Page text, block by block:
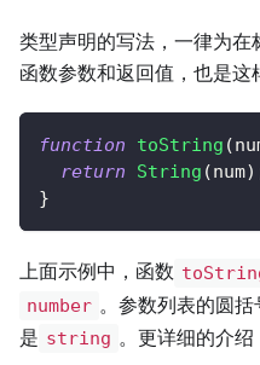
类型声明的写法，一律为在
函数参数和返回值，也是这
function toString (
return
String (num)
}
上面示例中，函数
number 。参数列表的圆
是 string 。更详细的介绍